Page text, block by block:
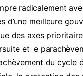
radicalement
d’une meilleure
des axes
et le
du